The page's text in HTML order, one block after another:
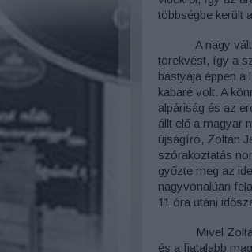
többségbe került
A nagy
törekvést, így a
bástyája éppen a
kabaré volt. A
alpáriság és az
állt elő a magyar
újságíró, Zoltán
szórakoztatás
győzte meg az
nagyvonalúan
11 óra utáni
Mivel
és a fiatalabb